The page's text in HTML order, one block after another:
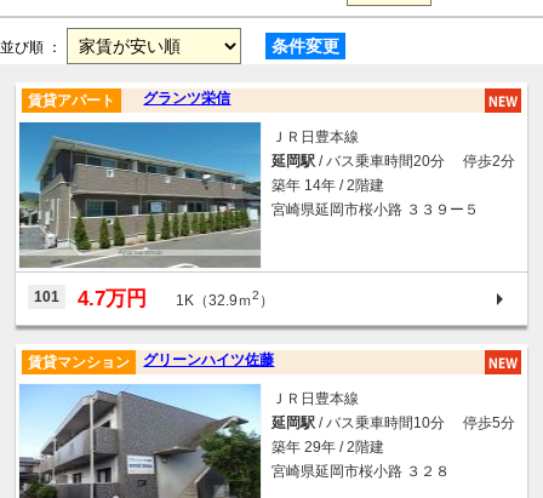
並び順 ： 条件変更
グランツ栄信
賃貸アパート
ＪＲ日豊本線
延岡駅 / バス乗車時間20分 停歩2分
築年 14年 / 2階建
宮崎県延岡市桜小路 ３３９ー５
101 4.7万円 1K（32.9ｍ2 ）
グリーンハイツ佐藤
賃貸マンション
ＪＲ日豊本線
延岡駅 / バス乗車時間10分 停歩5分
築年 29年 / 2階建
宮崎県延岡市桜小路 ３２８